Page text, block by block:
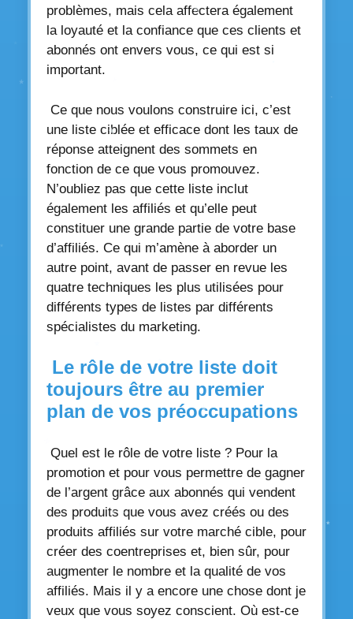
problèmes, mais cela affectera également
la loyauté et la confiance que ces clients et
abonnés ont envers vous, ce qui est si
important.
Ce que nous voulons construire ici, c’est
une liste ciblée et efficace dont les taux de
réponse atteignent des sommets en
fonction de ce que vous promouvez.
N’oubliez pas que cette liste inclut
également les affiliés et qu’elle peut
constituer une grande partie de votre base
d’affiliés. Ce qui m’amène à aborder un
autre point, avant de passer en revue les
quatre techniques les plus utilisées pour
différents types de listes par différents
spécialistes du marketing.
Le rôle de votre liste doit
toujours être au premier
plan de vos préoccupations
Quel est le rôle de votre liste ? Pour la
promotion et pour vous permettre de gagner
de l’argent grâce aux abonnés qui vendent
des produits que vous avez créés ou des
produits affiliés sur votre marché cible, pour
créer des coentreprises et, bien sûr, pour
augmenter le nombre et la qualité de vos
affiliés. Mais il y a encore une chose dont je
veux que vous soyez conscient. Où est-ce